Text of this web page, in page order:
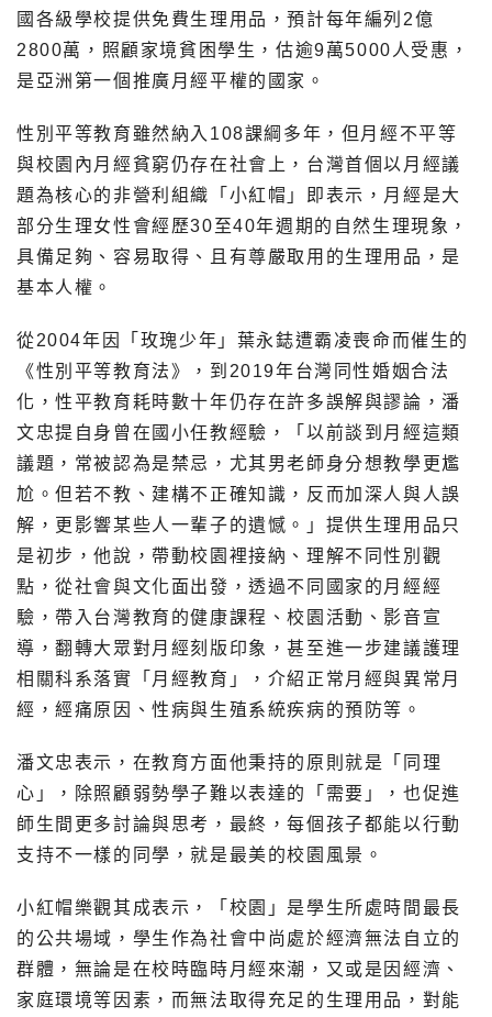
國各級學校提供免費生理用品，預計每年編列2億
2800萬，照顧家境貧困學生，估逾9萬5000人受惠，
是亞洲第一個推廣月經平權的國家。
性別平等教育雖然納入108課綱多年，但月經不平等
與校園內月經貧窮仍存在社會上，台灣首個以月經議
題為核心的非營利組織「小紅帽」即表示，月經是大
部分生理女性會經歷30至40年週期的自然生理現象，
具備足夠、容易取得、且有尊嚴取用的生理用品，是
基本人權。
從2004年因「玫瑰少年」葉永鋕遭霸凌喪命而催生的
《性別平等教育法》，到2019年台灣同性婚姻合法
化，性平教育耗時數十年仍存在許多誤解與謬論，潘
文忠提自身曾在國小任教經驗，「以前談到月經這類
議題，常被認為是禁忌，尤其男老師身分想教學更尷
尬。但若不教、建構不正確知識，反而加深人與人誤
解，更影響某些人一輩子的遺憾。」提供生理用品只
是初步，他說，帶動校園裡接納、理解不同性別觀
點，從社會與文化面出發，透過不同國家的月經經
驗，帶入台灣教育的健康課程、校園活動、影音宣
導，翻轉大眾對月經刻版印象，甚至進一步建議護理
相關科系落實「月經教育」，介紹正常月經與異常月
經，經痛原因、性病與生殖系統疾病的預防等。
潘文忠表示，在教育方面他秉持的原則就是「同理
心」，除照顧弱勢學子難以表達的「需要」，也促進
師生間更多討論與思考，最終，每個孩子都能以行動
支持不一樣的同學，就是最美的校園風景。
小紅帽樂觀其成表示，「校園」是學生所處時間最長
的公共場域，學生作為社會中尚處於經濟無法自立的
群體，無論是在校時臨時月經來潮，又或是因經濟、
家庭環境等因素，而無法取得充足的生理用品，對能